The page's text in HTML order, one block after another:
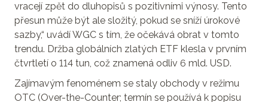
vracejí zpět do dluhopisů s pozitivními výnosy. Tento
přesun může být ale složitý, pokud se sníží úrokové
sazby,“ uvádí WGC s tím, že očekává obrat v tomto
trendu. Držba globálních zlatých ETF klesla v prvním
čtvrtletí o 114 tun, což znamená odliv 6 mld. USD.
Zajímavým fenoménem se staly obchody v režimu
OTC (Over-the-Counter; termín se používá k popisu